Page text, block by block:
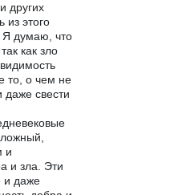
других
этого
Я думаю, что
как зло
то, о чем не
даже свести
и
и зла. Эти
и даже